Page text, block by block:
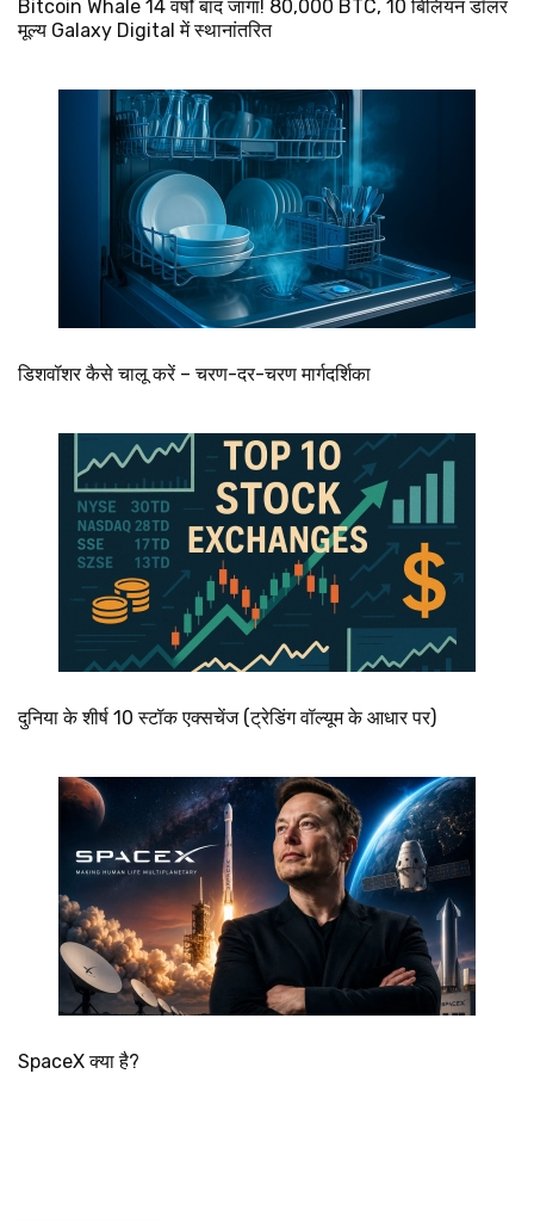
Bitcoin Whale 14 वर्षों बाद जागा! 80,000 BTC, 10 बिलियन डॉलर
मूल्य Galaxy Digital में स्थानांतरित
डिशवॉशर कैसे चालू करें – चरण-दर-चरण मार्गदर्शिका
दुनिया के शीर्ष 10 स्टॉक एक्सचेंज (ट्रेडिंग वॉल्यूम के आधार पर)
SpaceX क्या है?